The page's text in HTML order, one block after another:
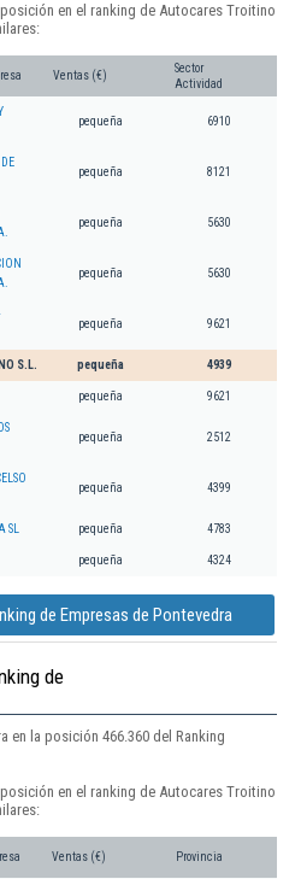
en el ranking de Autocares Troitino
Ventas (€)
Sector
Actividad
pequeña 6910
pequeña 8121
pequeña 5630
pequeña 5630
pequeña 9621
S.L. pequeña 4939
pequeña 9621
pequeña 2512
pequeña 4399
SL pequeña 4783
pequeña 4324
de Empresas de Pontevedra
de
en la posición 466.360 del Ranking
en el ranking de Autocares Troitino
Ventas (€) Provincia